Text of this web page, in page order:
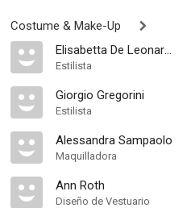
Costume & Make-Up
Elisabetta De Leonardis
Estilista
Giorgio Gregorini
Estilista
Alessandra Sampaolo
Maquilladora
Ann Roth
Diseño de Vestuario